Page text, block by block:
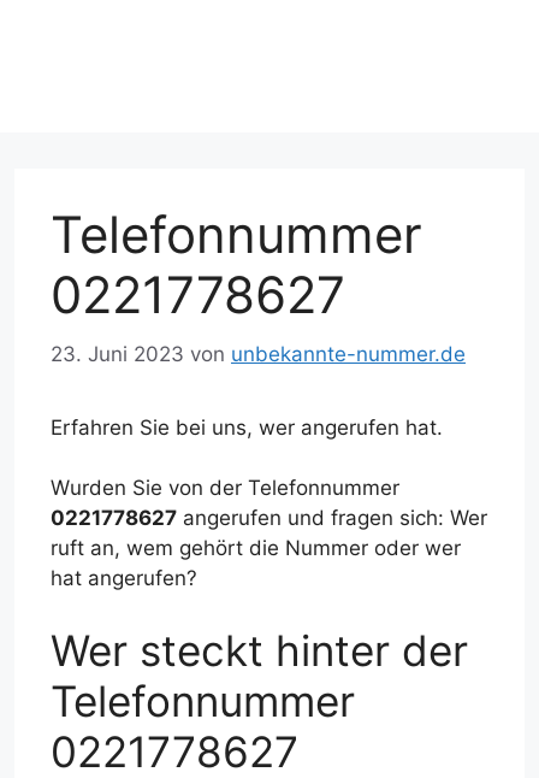
Telefonnummer
0221778627
23. Juni 2023 von unbekannte-nummer.de
Erfahren Sie bei uns, wer angerufen hat.
Wurden Sie von der Telefonnummer
0221778627 angerufen und fragen sich: Wer
ruft an, wem gehört die Nummer oder wer
hat angerufen?
Wer steckt hinter der
Telefonnummer
0221778627